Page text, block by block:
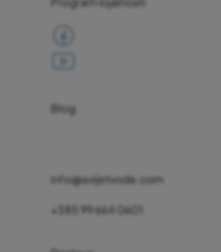
Blog
info@svijetvode.com
+385 99 664 0601